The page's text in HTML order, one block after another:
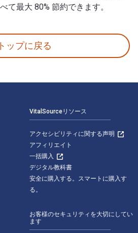
て最大 80% 節約できます。
トップに戻る
VitalSourceリソース
アクセシビリティに関する声明
アフィリエイト
一括購入
デジタル教科書
安全に購入する。スマートに購入す
る。
お客様のセキュリティを大切にしてい
ます